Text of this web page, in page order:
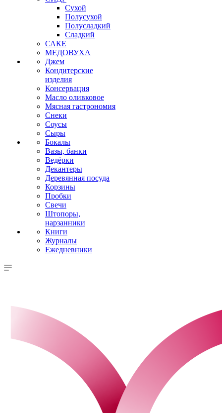
Сухой
Полусухой
Полусладкий
Сладкий
САКЕ
МЕДОВУХА
Джем
Кондитерские
изделия
Консервация
Масло оливковое
Мясная гастрономия
Снеки
Соусы
Сыры
Бокалы
Вазы, банки
Ведёрки
Декантеры
Деревянная посуда
Корзины
Пробки
Свечи
Штопоры,
нарзанники
Книги
Журналы
Ежедневники